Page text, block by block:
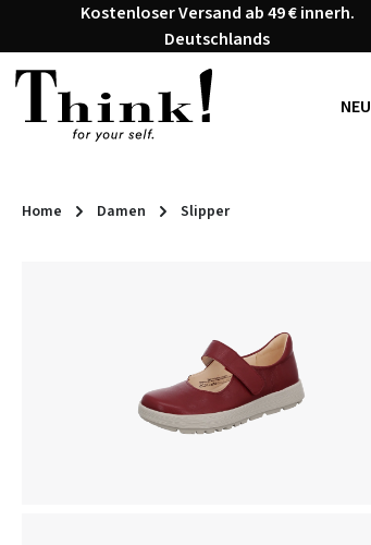
Hauptinhalt springen
Zur Suche springen
Zur Hauptnavigation springen
Kostenloser Versand ab 49 € innerh.
Deutschlands
NEU
Home Damen Slipper